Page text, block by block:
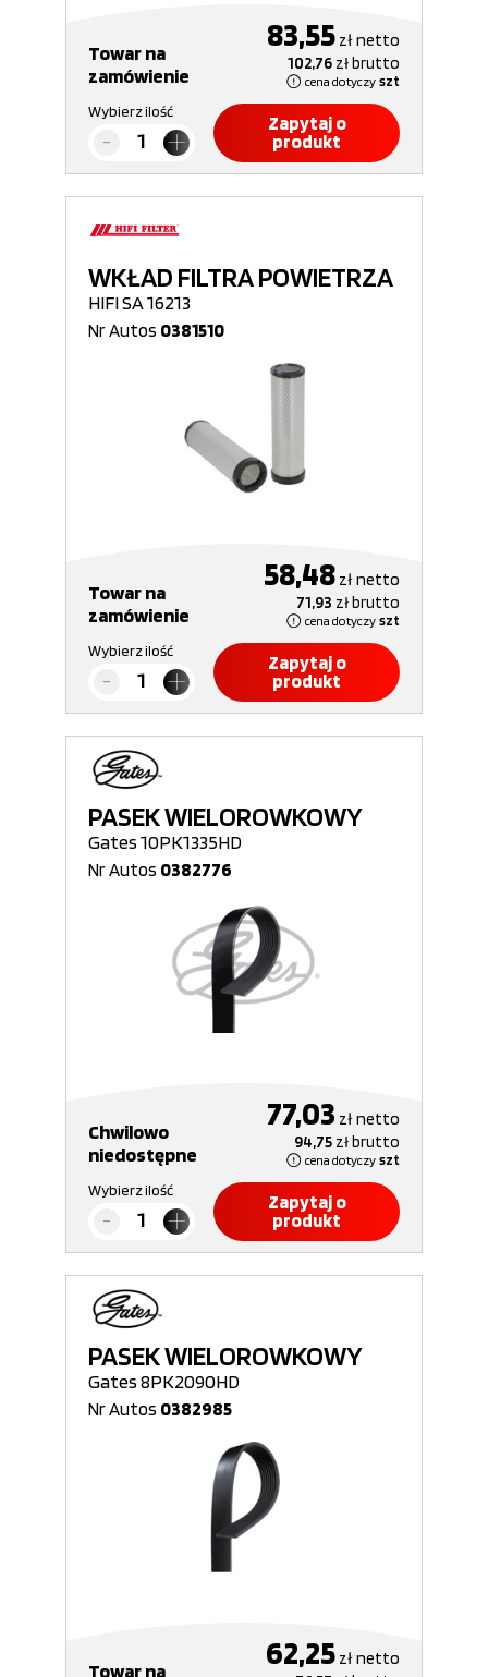
Towar na
zamówienie
83,55 złnetto
102,76 złbrutto
cena dotyczy szt
Wybierz ilość
Zapytaj o
produkt
WKŁAD FILTRA POWIETRZA
HIFI SA 16213
Nr Autos 0381510
Towar na
zamówienie
58,48 złnetto
71,93 złbrutto
cena dotyczy szt
Wybierz ilość
Zapytaj o
produkt
PASEK WIELOROWKOWY
Gates 10PK1335HD
Nr Autos 0382776
Chwilowo
niedostępne
77,03 złnetto
94,75 złbrutto
cena dotyczy szt
Wybierz ilość
Zapytaj o
produkt
PASEK WIELOROWKOWY
Gates 8PK2090HD
Nr Autos 0382985
Towar na 62,25 złnetto